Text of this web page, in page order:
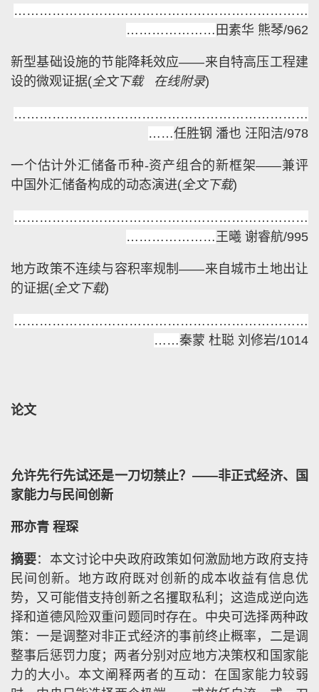
……………………………………………………………
………………… 田素华 熊琴/962
新型基础设施的节能降耗效应——来自特高压工程建
设的微观证据(全文下载 在线附录)
……………………………………………………………
……任胜钢 潘也 汪阳洁/978
一个估计外汇储备币种-资产组合的新框架——兼评
中国外汇储备构成的动态演进(全文下载)
……………………………………………………………
…………………王曦 谢睿航/995
地方政策不连续与容积率规制——来自城市土地出让
的证据(全文下载)
……………………………………………………………
……秦蒙 杜聪 刘修岩/1014
论文
允许先行先试还是一刀切禁止？——非正式经济、国
家能力与民间创新
邢亦青 程琛
摘要：本文讨论中央政府政策如何激励地方政府支持
民间创新。地方政府既对创新的成本收益有信息优
势，又可能借支持创新之名攫取私利；这造成逆向选
择和道德风险双重问题同时存在。中央可选择两种政
策：一是调整对非正式经济的事前终止概率，二是调
整事后惩罚力度；两者分别对应地方决策权和国家能
力的大小。本文阐释两者的互动：在国家能力较弱